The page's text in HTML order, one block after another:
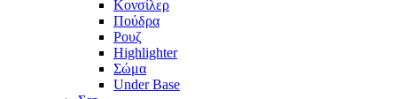
Κονσίλερ
Πούδρα
Ρουζ
Highlighter
Σώμα
Under Base